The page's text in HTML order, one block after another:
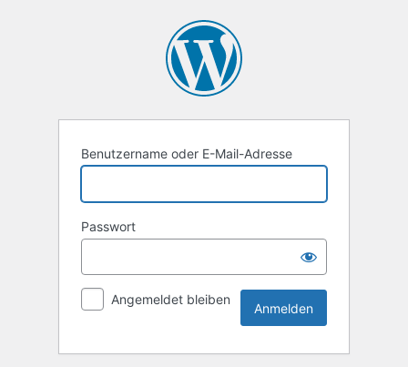
Benutzername oder E-Mail-Adresse
Passwort
Angemeldet bleiben